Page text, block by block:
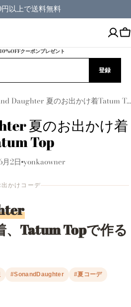
以上で送料無料
クーポンプレゼント
登録
Son and Daughter 夏のお出かけ着Tatum Top
夏のお出かけ着
Top
2日 yonkaowner
出かけコーデ
、Tatum Topで作る
#SonandDaughter #夏コーデ